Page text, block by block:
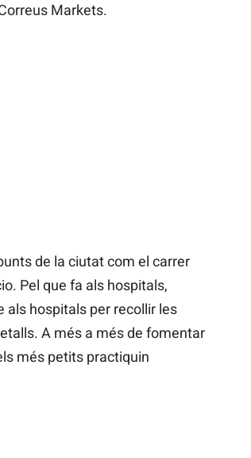
Markets.
de la ciutat com el carrer
Pel que fa als hospitals,
als hospitals per recollir les
A més a més de fomentar
més petits practiquin